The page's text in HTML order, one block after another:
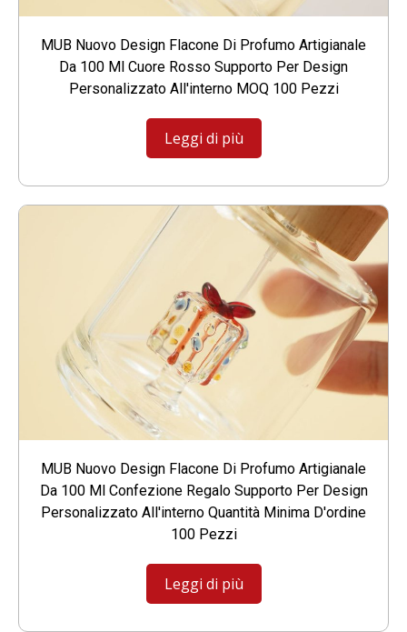
MUB Nuovo Design Flacone Di Profumo Artigianale
Da 100 Ml Cuore Rosso Supporto Per Design
Personalizzato All'interno MOQ 100 Pezzi
Leggi di più
MUB Nuovo Design Flacone Di Profumo Artigianale
Da 100 Ml Confezione Regalo Supporto Per Design
Personalizzato All'interno Quantità Minima D'ordine
100 Pezzi
Leggi di più